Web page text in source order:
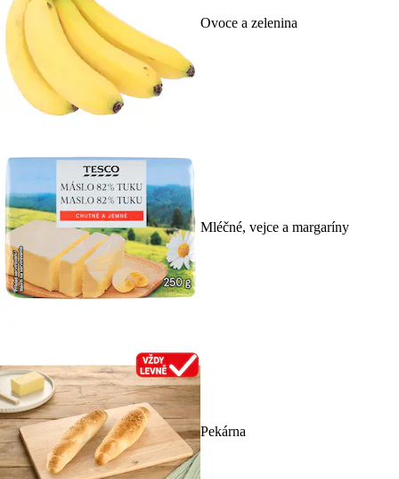
Ovoce a zelenina
Mléčné, vejce a margaríny
Pekárna